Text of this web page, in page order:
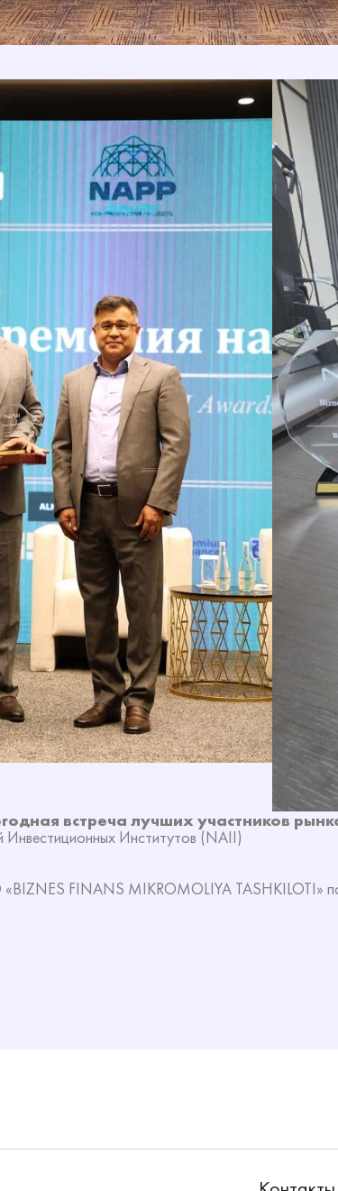
встреча лучших участников
Институтов (NAII)
FINANS MIKROMOLIYA TASHKILOTI»